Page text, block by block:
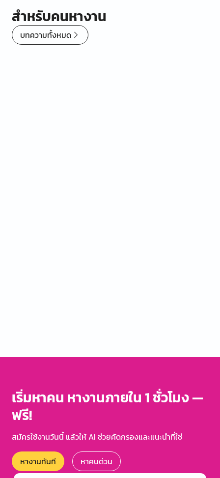
สำหรับคนหางาน
บทความทั้งหมด
เริ่มหาคน หางานภายใน 1 ชั่วโมง —
ฟรี!
สมัครใช้งานวันนี้ แล้วให้ AI ช่วยคัดกรองและแนะนำที่ใช่
หางานทันที หาคนด่วน